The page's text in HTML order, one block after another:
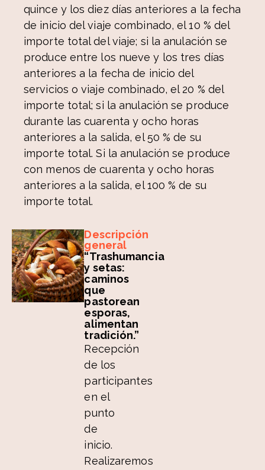
quince y los diez días anteriores a la fecha
de inicio del viaje combinado, el 10 % del
importe total del viaje; si la anulación se
produce entre los nueve y los tres días
anteriores a la fecha de inicio del
servicios o viaje combinado, el 20 % del
importe total; si la anulación se produce
durante las cuarenta y ocho horas
anteriores a la salida, el 50 % de su
importe total. Si la anulación se produce
con menos de cuarenta y ocho horas
anteriores a la salida, el 100 % de su
importe total.
Descripción
general
“Trashumancia
y setas:
caminos
que
pastorean
esporas,
alimentan
tradición.”
Recepción
de los
participantes
en el
punto
de
inicio.
Realizaremos